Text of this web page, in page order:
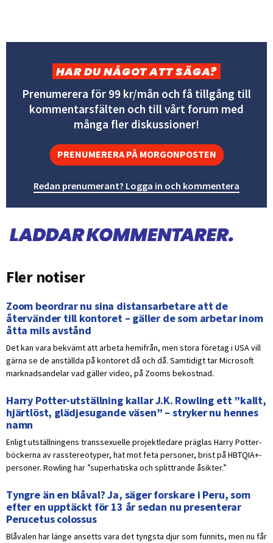
HAR DU NÅGOT ATT SÄGA?
Prenumerera för 99 kr/mån och få tillgång till
kommentarsfälten och till vårt forum med
många fler diskussioner!
PRENUMERERA PÅ MORGONPOSTEN
Redan prenumerant? Logga in och kommentera
Fler notiser
Zoom beordrar nu sina distansarbetare att de
återvänder till kontoret – gäller de som arbetar inom
åtta mils avstånd
Det kan vara bekvämt att arbeta hemifrån, men stora företag i USA vill
gärna se de anställda på kontoret då och då. Samtidigt tar Microsoft
marknadsandelar vad gäller video, på Zooms bekostnad.
Harry Potter-utställning kallar J.K. Rowling ett ”kallt,
hjärtlöst, glädjesugande väsen” – stryker nu hennes
namn
Enligt utställningens transsexuelle projektledare präglas Harry Potter-
böckerna av rasstereotyper, hat mot feta personer, brist på HBTQIA+-
personer. Rowling har ”superhatiska och splittrande åsikter.”
Tyngre än en blåval? Ja, säger forskare i Peru, som
efter en upptäckt för 13 år sedan nu presenterar
Perucetus colossus
Blåvalen har länge ansetts vara det tyngsta djur som funnits, men nu får